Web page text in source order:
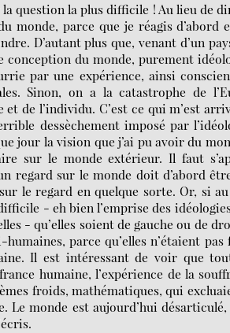
la question la plus difficile ! Au lieu de
monde, parce que je réagis d’abord
D’autant plus que, venant d’un
du monde, purement
par une expérience, ainsi
Sinon, on a la catastrophe de
de l’individu. C’est ce qui m’est
dessèchement imposé par
jour la vision que j’ai pu avoir du
sur le monde extérieur. Il faut
regard sur le monde doit d’abord
le regard en quelque sorte. Or, si
- eh bien l’emprise des
- qu’elles soient de gauche ou de
parce qu’elles n’étaient
Il est intéressant de voir que
humaine, l’expérience de la
froids, mathématiques, qui
Le monde est aujourd’hui